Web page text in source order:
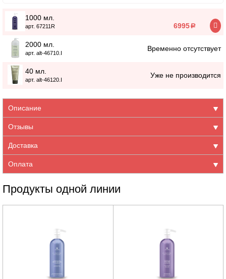
1000 мл.
арт. 67211R 6995a
2000 мл.
арт. alt-46710.I
Временно отсутствует
40 мл.
арт. alt-46120.I
Уже не производится
Описание
Отзывы
Доставка
Оплата
Продукты одной линии